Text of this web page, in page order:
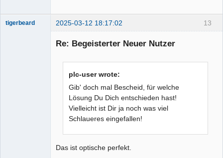
13
tigerbeard 2025-03-12 18:17:02
Re: Begeisterter Neuer Nutzer
plc-user wrote:
Gib' doch mal Bescheid, für welche
Lösung Du Dich entschieden hast!
Vielleicht ist Dir ja noch was viel
Schlaueres eingefallen!
Das ist optische perfekt.